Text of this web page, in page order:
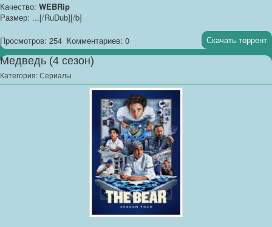
Качество: WEBRip
Размер: ...[/RuDub][/b]
Просмотров: 254 Комментариев: 0 Скачать торрент
Медведь (4 сезон)
Категория:Сериалы